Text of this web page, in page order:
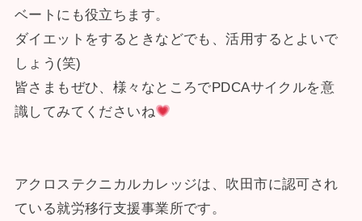
ベートにも役立ちます。
ダイエットをするときなどでも、活用するとよいで
しょう(笑)
皆さまもぜひ、様々なところでPDCAサイクルを意
識してみてくださいね
アクロステクニカルカレッジは、吹田市に認可され
ている就労移行支援事業所です。